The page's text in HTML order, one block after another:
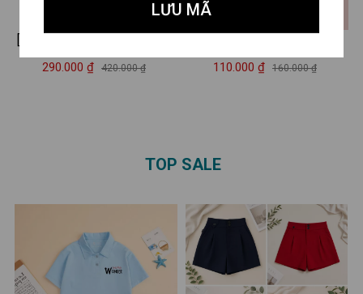
[Form Rộng] Đồ bộ nữ LOZA
I'm a Sucker chất liệu cotton
290.000 ₫ 420.000 ₫
KIDS 'Vật đổi sao dời nhà110.000 ₫ 160.000 ₫
TOP SALE
LƯU MÃ